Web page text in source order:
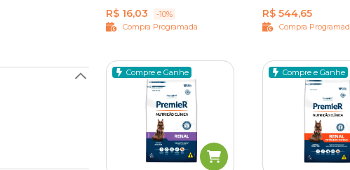
R$ 16,03
-10%
Compra Programada
R$ 544,65
Compra
Compre e Ganhe Compre e Ganhe